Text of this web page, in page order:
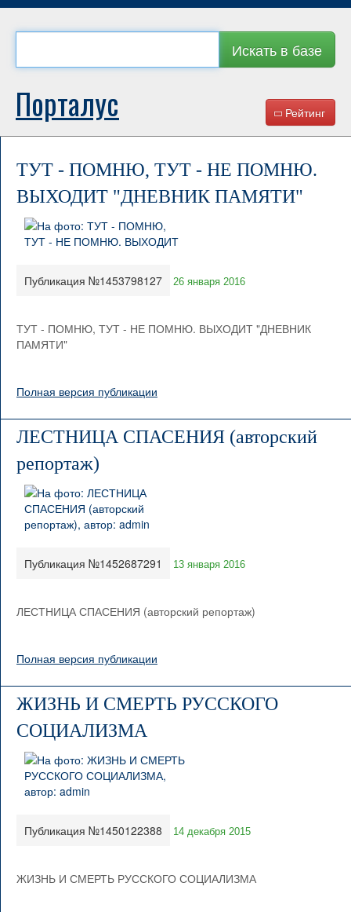
Искать в базе
Рейтинг
Порталус
ТУТ - ПОМНЮ, ТУТ - НЕ ПОМНЮ.
ВЫХОДИТ "ДНЕВНИК ПАМЯТИ"
Публикация №1453798127 26 января 2016
ТУТ - ПОМНЮ, ТУТ - НЕ ПОМНЮ. ВЫХОДИТ "ДНЕВНИК
ПАМЯТИ"
Полная версия публикации
ЛЕСТНИЦА СПАСЕНИЯ (авторский
репортаж)
Публикация №1452687291 13 января 2016
ЛЕСТНИЦА СПАСЕНИЯ (авторский репортаж)
Полная версия публикации
ЖИЗНЬ И СМЕРТЬ РУССКОГО
СОЦИАЛИЗМА
Публикация №1450122388 14 декабря 2015
ЖИЗНЬ И СМЕРТЬ РУССКОГО СОЦИАЛИЗМА